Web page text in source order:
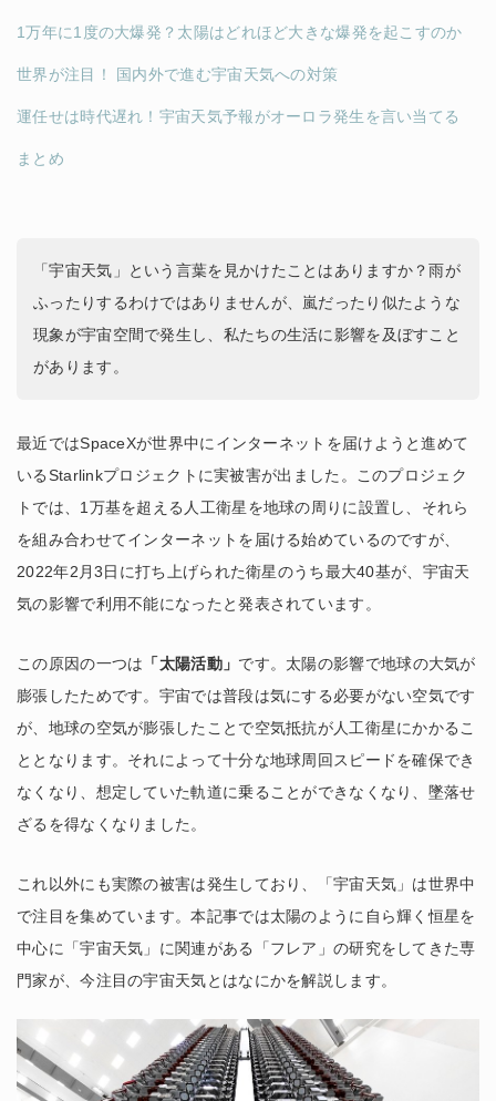
「宇宙天気」という言葉を見かけたことはありますか？雨が
ふったりするわけではありませんが、嵐だったり似たような
現象が宇宙空間で発生し、私たちの生活に影響を及ぼすこと
があります。
最近ではSpaceXが世界中にインターネットを届けようと進めて
いるStarlinkプロジェクトに実被害が出ました。このプロジェク
トでは、1万基を超える人工衛星を地球の周りに設置し、それら
を組み合わせてインターネットを届ける始めているのですが、
2022年2月3日に打ち上げられた衛星のうち最大40基が、宇宙天
気の影響で利用不能になったと発表されています。
この原因の一つは 「太陽活動」 です。太陽の影響で地球の大気が
膨張したためです。宇宙では普段は気にする必要がない空気です
が、地球の空気が膨張したことで空気抵抗が人工衛星にかかるこ
ととなります。それによって十分な地球周回スピードを確保でき
なくなり、想定していた軌道に乗ることができなくなり、墜落せ
ざるを得なくなりました。
これ以外にも実際の被害は発生しており、「宇宙天気」は世界中
で注目を集めています。本記事では太陽のように自ら輝く恒星を
中心に「宇宙天気」に関連がある「フレア」の研究をしてきた専
門家が、今注目の宇宙天気とはなにかを解説します。
1万年に1度の大爆発？太陽はどれほど大きな爆発を起こすのか
世界が注目！ 国内外で進む宇宙天気への対策
運任せは時代遅れ！宇宙天気予報がオーロラ発生を言い当てる
まとめ